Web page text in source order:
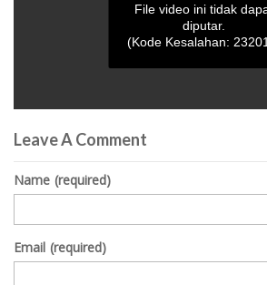
seconds
of
seconds
File video ini tidak
diputar.
(Kode Kesalahan:
Leave A Comment
Name (required)
Email (required)